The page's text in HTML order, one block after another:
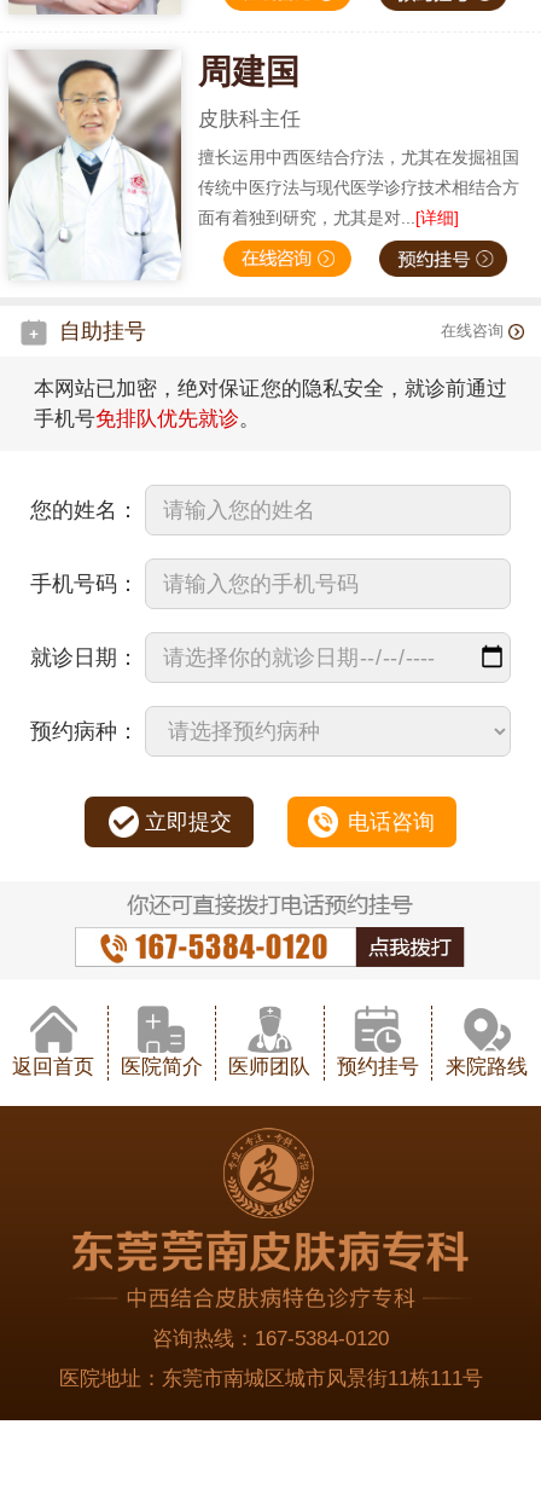
周建国
皮肤科主任
擅长运用中西医结合疗法，尤其在发掘祖国
传统中医疗法与现代医学诊疗技术相结合方
面有着独到研究，尤其是对...[详细]
自助挂号 在线咨询
本网站已加密，绝对保证您的隐私安全，就诊前通过
手机号免排队优先就诊。
您的姓名：
手机号码：
就诊日期：
预约病种：
立即提交 电话咨询
返回首页 医院简介 医师团队 预约挂号 来院路线
咨询热线： 167-5384-0120
医院地址： 东莞市南城区城市风景街11栋111号